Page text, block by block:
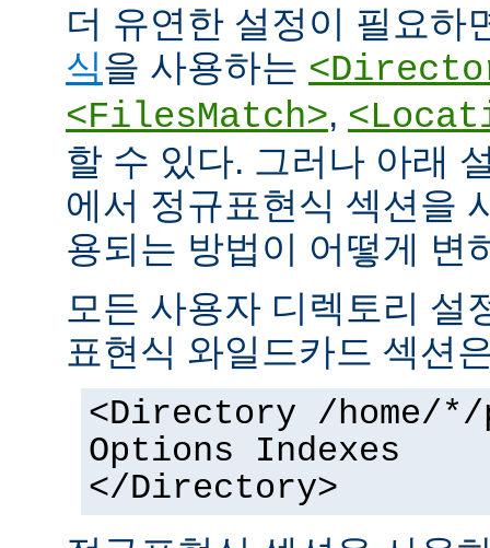
더 유연한 설정이 필요하
식을 사용하는
<FilesMatch>,
할 수 있다. 그러나 아래
에서 정규표현식 섹션을
용되는 방법이 어떻게 변
모든 사용자 디렉토리 설
표현식 와일드카드 섹션
<Directory /home/
Options Indexes
</Directory>